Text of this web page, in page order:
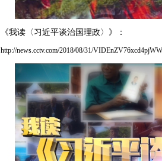
《我读〈习近平谈治国理政〉》：
http://news.cctv.com/2018/08/31/